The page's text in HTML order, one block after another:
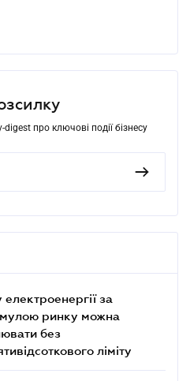
про ключові події бізнесу
електроенергії за
ринку можна
без
ліміту